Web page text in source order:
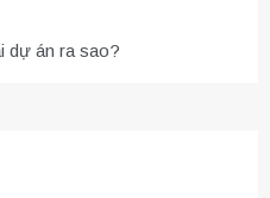
dự án ra sao?